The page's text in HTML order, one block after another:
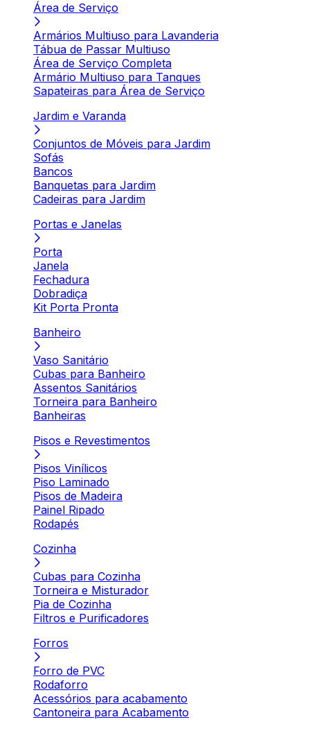
Área de Serviço
Armários Multiuso para Lavanderia
Tábua de Passar Multiuso
Área de Serviço Completa
Armário Multiuso para Tanques
Sapateiras para Área de Serviço
Jardim e Varanda
Conjuntos de Móveis para Jardim
Sofás
Bancos
Banquetas para Jardim
Cadeiras para Jardim
Portas e Janelas
Porta
Janela
Fechadura
Dobradiça
Kit Porta Pronta
Banheiro
Vaso Sanitário
Cubas para Banheiro
Assentos Sanitários
Torneira para Banheiro
Banheiras
Pisos e Revestimentos
Pisos Vinílicos
Piso Laminado
Pisos de Madeira
Painel Ripado
Rodapés
Cozinha
Cubas para Cozinha
Torneira e Misturador
Pia de Cozinha
Filtros e Purificadores
Forros
Forro de PVC
Rodaforro
Acessórios para acabamento
Cantoneira para Acabamento